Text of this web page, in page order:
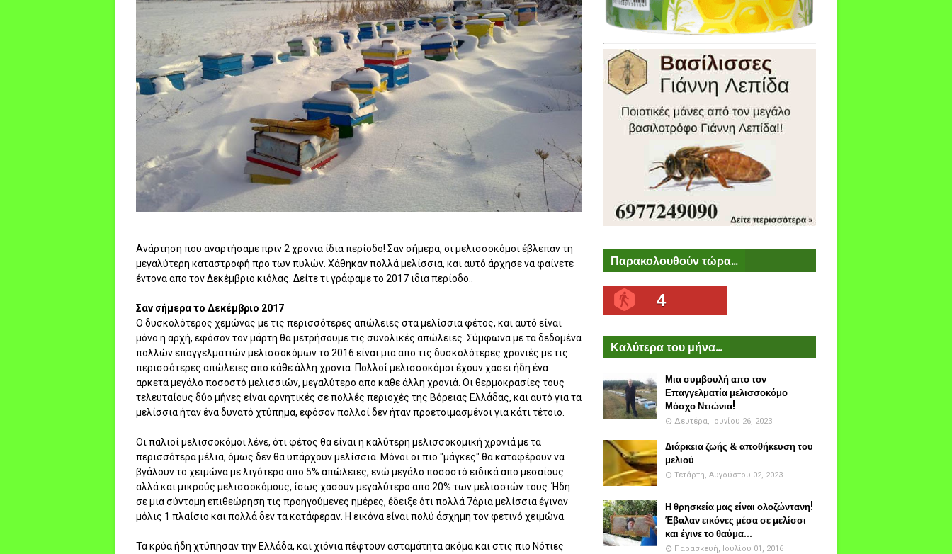
Ανάρτηση που αναρτήσαμε πριν 2 χρονια ίδια περίοδο! Σαν σήμερα, οι μελισσοκόμοι έβλεπαν τη
μεγαλύτερη καταστροφή προ των πυλών. Χάθηκαν πολλά μελίσσια, και αυτό άρχησε να φαίνετε
έντονα απο τον Δεκέμβριο κιόλας. Δείτε τι γράφαμε το 2017 ιδια περίοδο..
Σαν σήμερα το Δεκέμβριο 2017
Ο δυσκολότερος χεμώνας με τις περισσότερες απώλειες στα μελίσσια φέτος, και αυτό είναι
μόνο η αρχή, εφόσον τον μάρτη θα μετρήσουμε τις συνολικές απώλειες. Σύμφωνα με τα δεδομένα
πολλών επαγγελματιών μελισσοκόμων το 2016 είναι μια απο τις δυσκολότερες χρονιές με τις
περισσότερες απώλειες απο κάθε άλλη χρονιά. Πολλοί μελισσοκόμοι έχουν χάσει ήδη ένα
αρκετά μεγάλο ποσοστό μελισσιών, μεγαλύτερο απο κάθε άλλη χρονιά. Οι θερμοκρασίες τους
τελευταίους δύο μήνες είναι αρνητικές σε πολλές περιοχές της Βόρειας Ελλάδας, και αυτό για τα
μελίσσια ήταν ένα δυνατό χτύπημα, εφόσον πολλοί δεν ήταν προετοιμασμένοι για κάτι τέτοιο.
Οι παλιοί μελισσοκόμοι λένε, ότι φέτος θα είναι η καλύτερη μελισσοκομική χρονιά με τα
περισσότερα μέλια, όμως δεν θα υπάρχουν μελίσσια. Μόνοι οι πιο "μάγκες" θα καταφέρουν να
βγάλουν το χειμώνα με λιγότερο απο 5% απώλειες, ενώ μεγάλο ποσοστό ειδικά απο μεσαίους
αλλά και μικρούς μελισσοκόμους, ίσως χάσουν μεγαλύτερο απο 20% των μελισσιών τους. Ήδη
σε μια σύντομη επιθεώρηση τις προηγούμενες ημέρες, έδειξε ότι πολλά 7άρια μελίσσια έγιναν
μόλις 1 πλαίσιο και πολλά δεν τα κατάφεραν. Η εικόνα είναι πολύ άσχημη τον φετινό χειμώνα.
Τα κρύα ήδη χτύπησαν την Ελλάδα, και χιόνια πέφτουν ασταμάτητα ακόμα και στις πιο Νότιες
Παρακολουθούν τώρα...
4
Καλύτερα του μήνα...
Μια συμβουλή απο τον
Επαγγελματία μελισσοκόμο
Μόσχο Ντιώνια!
Δευτέρα, Ιουνίου 26, 2023
Διάρκεια ζωής & αποθήκευση του
μελιού
Τετάρτη, Αυγούστου 02, 2023
Η θρησκεία μας είναι ολοζώντανη!
Έβαλαν εικόνες μέσα σε μελίσσι
και έγινε το θαύμα...
Παρασκευή, Ιουλίου 01, 2016